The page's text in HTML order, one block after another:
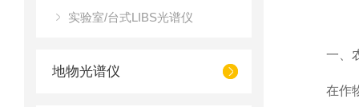
实验室/台式LIBS光谱仪
地物光谱仪
一、农
在作物